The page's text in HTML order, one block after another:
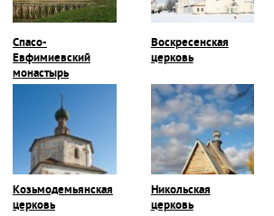
Спасо-
Евфимиевский
монастырь
Воскресенская
церковь
Козьмодемьянская
церковь
Никольская
церковь